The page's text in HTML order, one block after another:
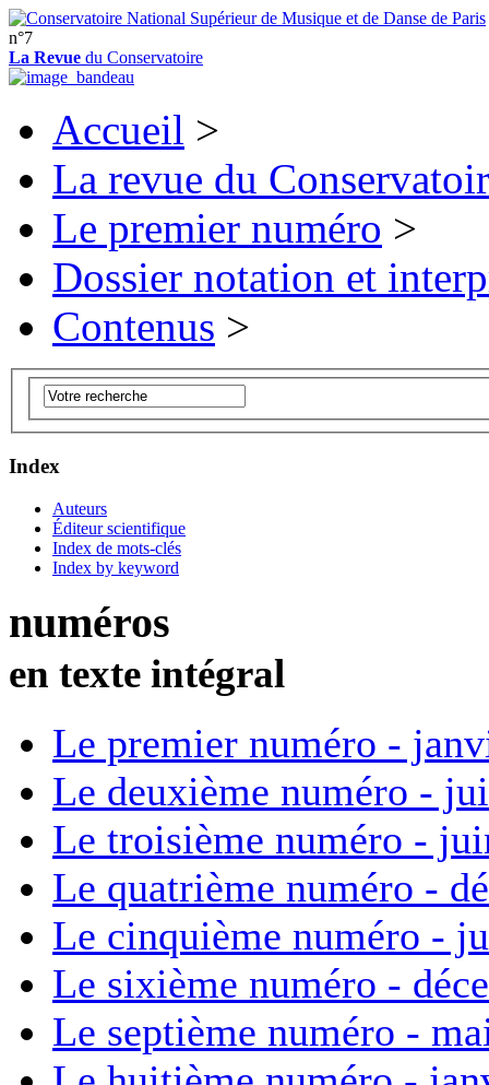
n°7
La Revue du Conservatoire
Accueil >
La revue du
Le premier numéro >
Dossier notation et
Contenus >
Index
Auteurs
Éditeur scientifique
Index de mots-clés
Index by keyword
numéros
en texte intégral
Le premier numéro -
Le deuxième numéro -
Le troisième numéro -
Le quatrième numéro -
Le cinquième numéro -
Le sixième numéro -
Le septième numéro -